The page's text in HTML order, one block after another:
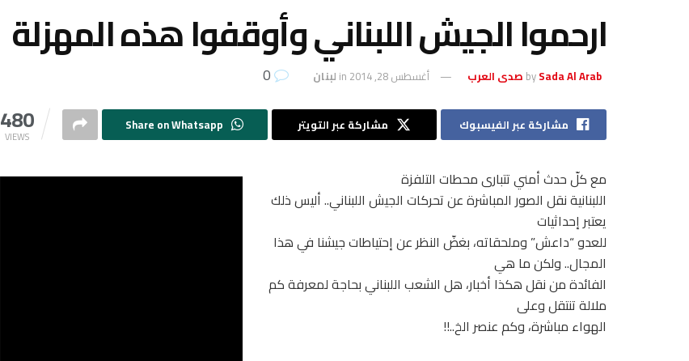
ارحموا الجيش اللبناني وأوقفوا هذه المهزلة
bySada Al Arab صدى العرب أغسطس 28, 2014 in لبنان
480
VIEWS
مشاركة عبر الفيسبوك مشاركة عبر التويتر Share on Whatsapp
مع كلّ حدث أمني تتبارى محطات التلفزة
اللبنانية نقل الصور المباشرة عن تحركات الجيش اللبناني.. أليس ذلك
يعتبر إحداثيات
للعدو “داعش” وملحقاته، بغضّ النظر عن إحتياطات جيشنا في هذا
المجال.. ولكن ما هي
الفائدة من نقل هكذا أخبار، هل الشعب اللبناني بحاجة لمعرفة كم
ملالة تنتقل وعلى
الهواء مباشرة، وكم عنصر الخ..!!